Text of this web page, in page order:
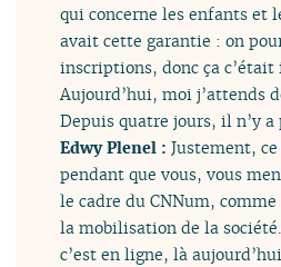
qui concerne les enfants et
avait cette garantie : on
inscriptions, donc ça c’était
Aujourd’hui, moi j’attends
Depuis quatre jours, il n’y
Edwy Plenel :Justement,
pendant que vous, vous
le cadre du CNNum,
la mobilisation de la
c’est en ligne, là